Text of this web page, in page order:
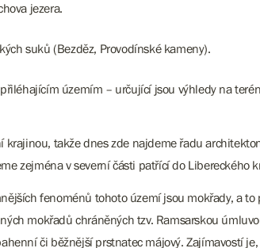
jezera.
suků (Bezděz, Provodínské kameny).
územím – určující jsou výhledy na
takže dnes zde najdeme řadu
zejména v severní části patřící do Libereckého
fenoménů tohoto území jsou mokřady, a
mokřadů chráněných tzv. Ramsarskou
či běžnější prstnatec májový. Zajímavostí